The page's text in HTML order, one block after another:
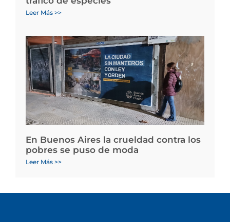
Leer Más >>
En Buenos Aires la crueldad contra los
pobres se puso de moda
Leer Más >>